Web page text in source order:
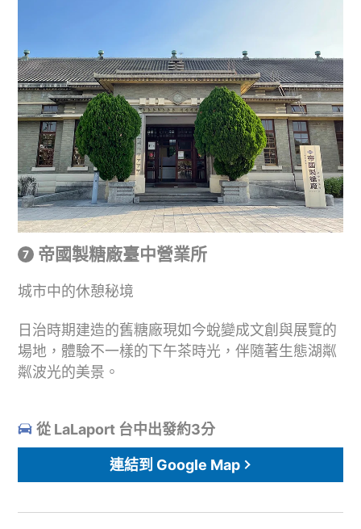
帝國製糖廠臺中營業所
城市中的休憩秘境
日治時期建造的舊糖廠現如今蛻變成文創與展覽的
場地，體驗不一樣的下午茶時光，伴隨著生態湖粼
粼波光的美景。
從 LaLaport 台中出發約3分
連結到 Google Map